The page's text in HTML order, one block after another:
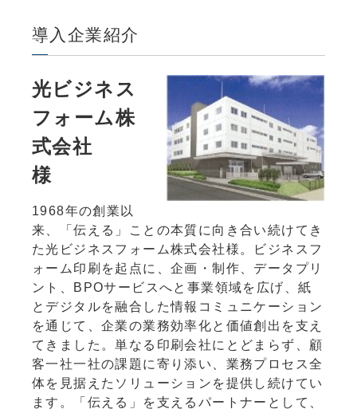
導入企業紹介
光ビジネス
フォーム株
式会社
様
1968年の創業以
来、「伝える」ことの本質に向き合い続けてき
た光ビジネスフォーム株式会社様。ビジネスフ
ォーム印刷を起点に、企画・制作、データプリ
ント、BPOサービスへと事業領域を広げ、紙
とデジタルを融合した情報コミュニケーション
を通じて、企業の業務効率化と価値創出を支え
てきました。単なる印刷会社にとどまらず、顧
客一社一社の課題に寄り添い、業務プロセス全
体を見据えたソリューションを提供し続けてい
ます。「伝える」を支えるパートナーとして、